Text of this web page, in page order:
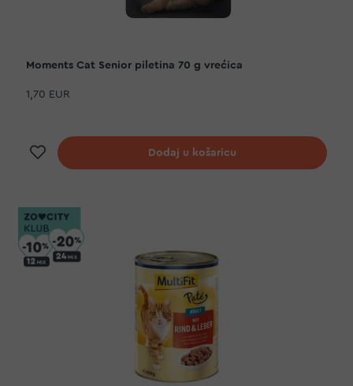
Moments Cat Senior piletina 70 g vrećica
1,70 EUR
Dodaj na listu želja
Dodaj u košaricu